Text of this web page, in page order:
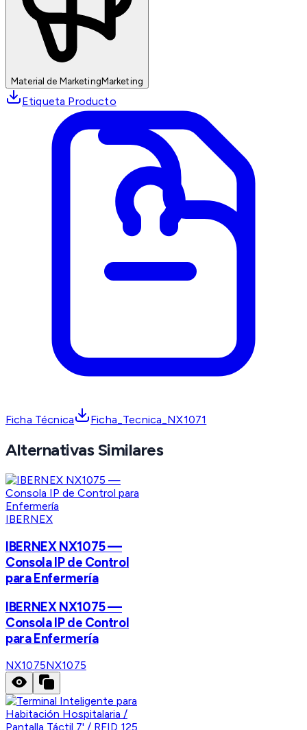
Material de MarketingMarketing
Etiqueta Producto
Ficha Técnica Ficha_Tecnica_NX1071
Alternativas Similares
IBERNEX
IBERNEX NX1075 —
Consola IP de Control
para Enfermería
IBERNEX NX1075 —
Consola IP de Control
para Enfermería
NX1075NX1075